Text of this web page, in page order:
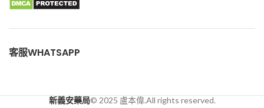
客服WHATSAPP
新義安藥局© 2025 盧本偉.All rights reserved.